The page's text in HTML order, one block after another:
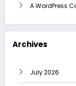
A WordPress
Archives
July 2026